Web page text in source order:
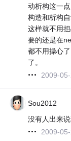
动析构这一点
构造和析构
这样就不用
要的还是在
都不用操心
了。
2009-
Sou2012
没有人出来
2009-